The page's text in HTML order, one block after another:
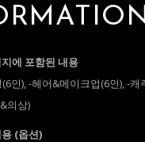
지에 포함된 내용
인), -헤어&메이크업(6인), -캐
의상)
용 (옵션)